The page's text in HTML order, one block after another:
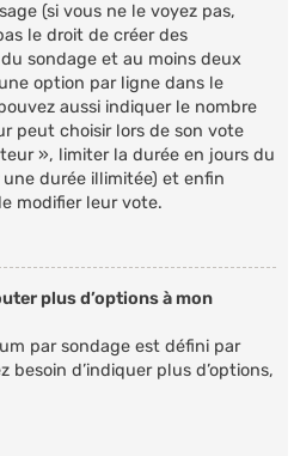
(si vous ne le voyez pas,
le droit de créer des
sondage et au moins deux
option par ligne dans le
aussi indiquer le nombre
peut choisir lors de son vote
», limiter la durée en jours du
durée illimitée) et enfin
modifier leur vote.
plus d’options à mon
par sondage est défini par
besoin d’indiquer plus d’options,